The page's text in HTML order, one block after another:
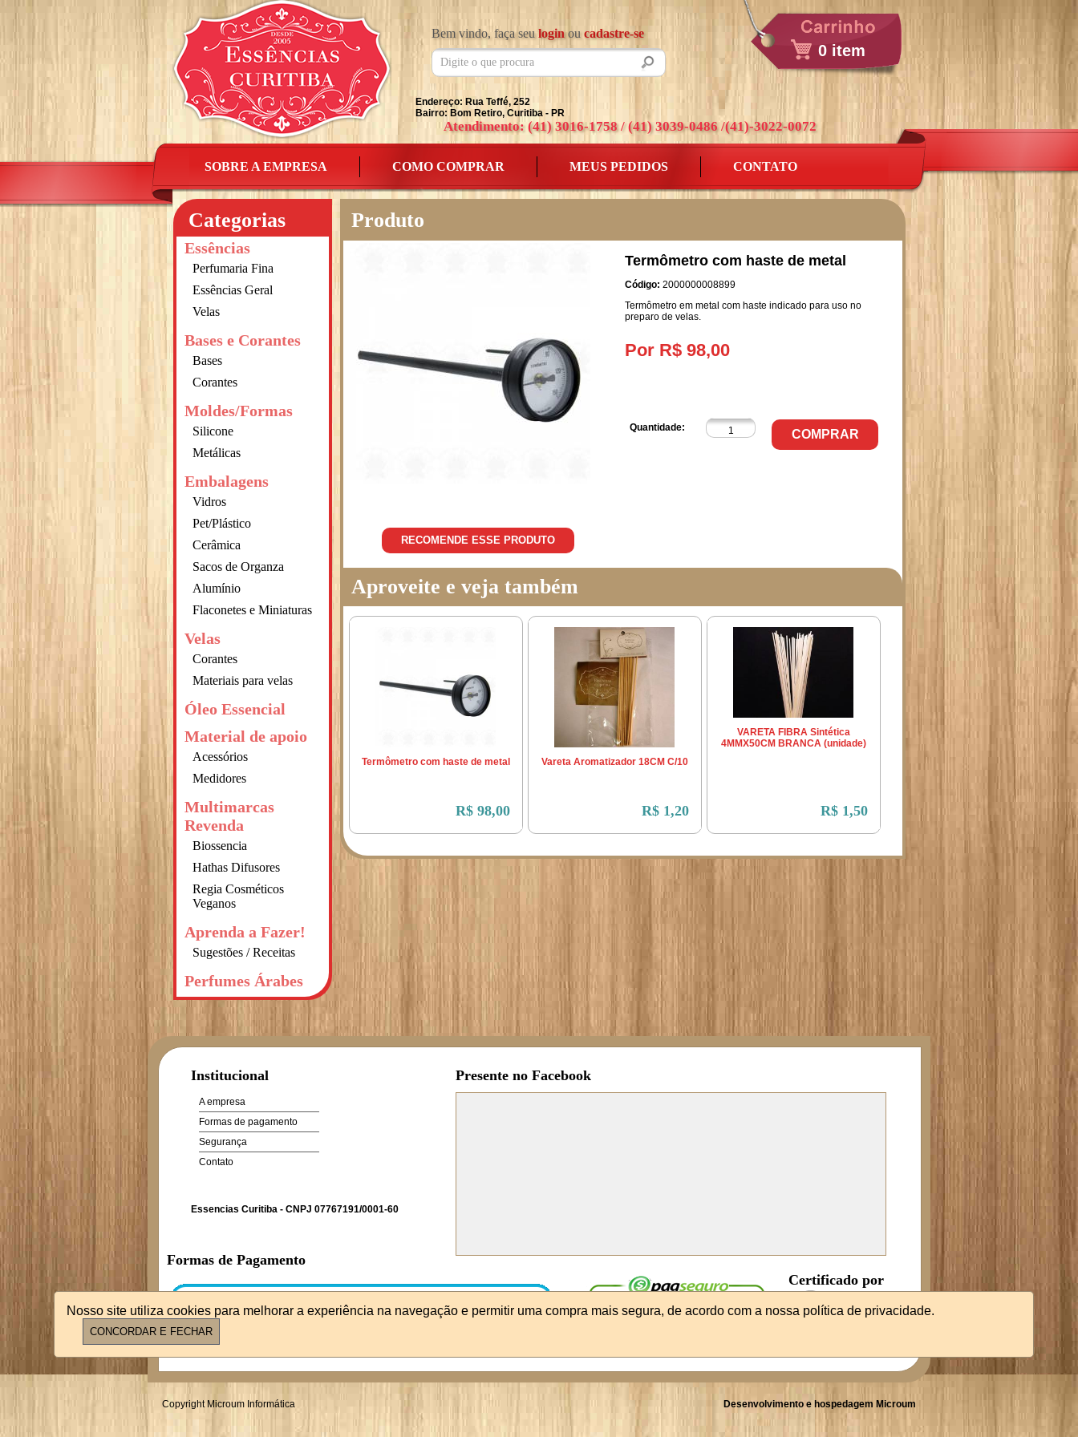
SOBRE A EMPRESA COMO COMPRAR MEUS PEDIDOS CONTATO
0 item
Bem vindo, faça seuloginou cadastre-se
Endereço: Rua Teffé, 252
Bairro: Bom Retiro, Curitiba - PR
Atendimento: (41) 3016-1758 / (41) 3039-0486 /(41)-3022-0072
Categorias
Essências
Perfumaria Fina
Essências Geral
Velas
Bases e Corantes
Bases
Corantes
Moldes/Formas
Silicone
Metálicas
Embalagens
Vidros
Pet/Plástico
Cerâmica
Sacos de Organza
Alumínio
Flaconetes e Miniaturas
Velas
Corantes
Materiais para velas
Óleo Essencial
Material de apoio
Acessórios
Medidores
Multimarcas
Revenda
Biossencia
Hathas Difusores
Regia Cosméticos
Veganos
Aprenda a Fazer!
Sugestões / Receitas
Perfumes Árabes
Produto
RECOMENDE ESSE PRODUTO
Termômetro com haste de metal
Código: 2000000008899
Termômetro em metal com haste indicado para uso no
preparo de velas.
Por R$ 98,00
Quantidade: COMPRAR
Aproveite e veja também
Termômetro com haste de metal
R$ 98,00
Vareta Aromatizador 18CM C/10
R$ 1,20
VARETA FIBRA Sintética
4MMX50CM BRANCA (unidade)
R$ 1,50
Institucional
A empresa
Formas de pagamento
Segurança
Contato
Essencias Curitiba - CNPJ 07767191/0001-60
Presente no Facebook
Formas de Pagamento
Certificado por
Copyright Microum Informática Desenvolvimento e hospedagem Microum
Nosso site utiliza cookies para melhorar a experiência na navegação e permitir uma compra mais segura, de acordo com a nossa política de privacidade.